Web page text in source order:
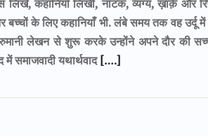
कहानियाँ लिखीं, नाटक, व्यंग्य, ख़ाक़े और
बच्चों के लिए कहानियाँ भी. लंबे समय तक वह उर्दू में
रुमानी लेखन से शुरू करके उन्होंने अपने दौर की
में समाजवादी यथार्थवाद[….]